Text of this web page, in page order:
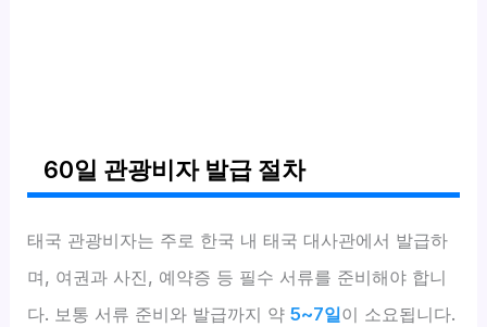
60일 관광비자 발급 절차
태국 관광비자는 주로 한국 내 태국 대사관에서 발급하
며, 여권과 사진, 예약증 등 필수 서류를 준비해야 합니
다. 보통 서류 준비와 발급까지 약5~7일이 소요됩니다.